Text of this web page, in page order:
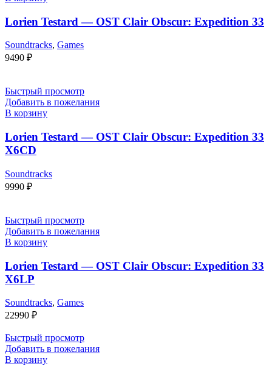
Lorien Testard — OST Clair Obscur: Expedition 33
Soundtracks, Games
9490 ₽
Быстрый просмотр
Добавить в пожелания
В корзину
Lorien Testard — OST Clair Obscur: Expedition 33
X6CD
Soundtracks
9990 ₽
Быстрый просмотр
Добавить в пожелания
В корзину
Lorien Testard — OST Clair Obscur: Expedition 33
X6LP
Soundtracks, Games
22990 ₽
Быстрый просмотр
Добавить в пожелания
В корзину